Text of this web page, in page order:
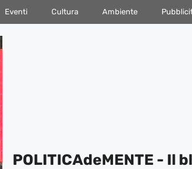
Eventi Cultura Ambiente
POLITICAdeMENTE - Il